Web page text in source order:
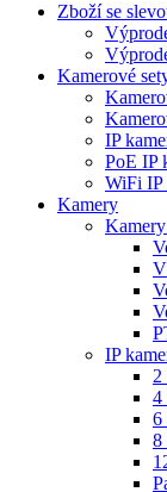
Zboží se
Kamerové
IP
PoE IP
WiFi IP
Kamery
IP
2
4
6
8